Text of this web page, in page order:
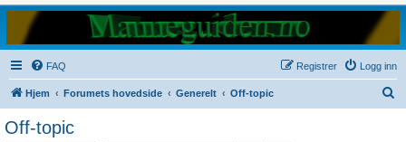
FAQ Logg inn
Registrer
Hjem Forumets hovedside Generelt Off-topic
Off-topic